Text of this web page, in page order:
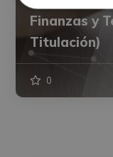
Finanzas y
Titulación)
0